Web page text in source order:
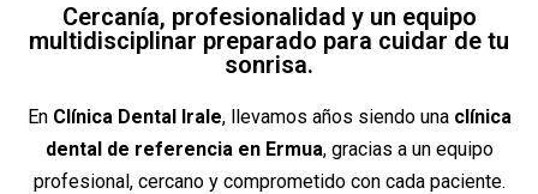
Cercanía, profesionalidad y un equipo
multidisciplinar preparado para cuidar de tu
sonrisa.
En Clínica Dental Irale, llevamos años siendo una clínica
dental de referencia en Ermua, gracias a un equipo
profesional, cercano y comprometido con cada paciente.